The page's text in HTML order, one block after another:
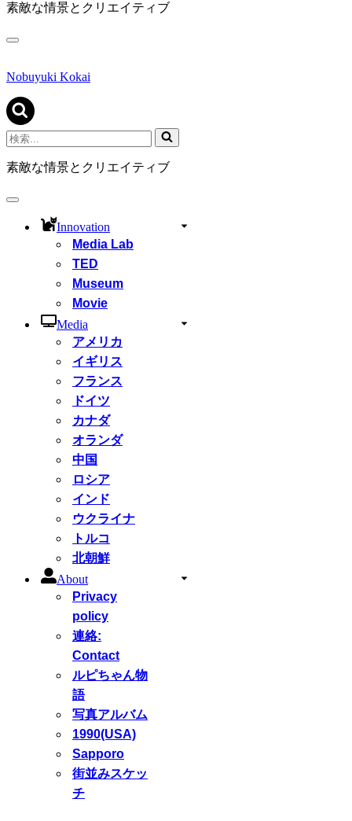
素敵な情景とクリエイティブ
ナ
ゲ
シ
ョ
ン
メ
ニ
ュ
Nobuyuki Kokai
検
索...
素敵な情景とクリエイティブ
ナ
Innovation
Media Lab
TED
Museum
Movie
Media
アメリカ
イギリス
フランス
ドイツ
カナダ
オランダ
中国
ロシア
インド
ウクライナ
トルコ
北朝鮮
About
Privacy
policy
連絡:
Contact
ルピちゃん物
語
写真アルバム
1990(USA)
Sapporo
街並みスケッ
チ